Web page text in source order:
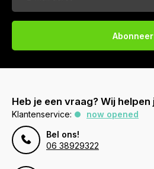
Abonneer
Heb je een vraag? Wij helpen
Klantenservice:
now opened
Bel ons!
06 38929322